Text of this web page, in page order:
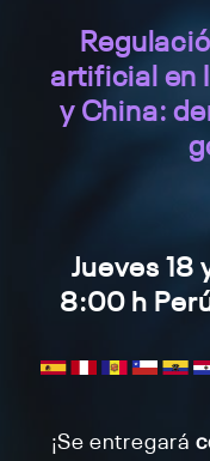
artificial en
y China:
Jueves 18
8:00 h
¡Se entregará